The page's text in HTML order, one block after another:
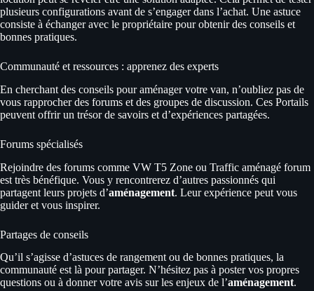
plusieurs configurations avant de s’engager dans l’achat. Une astuce
consiste à échanger avec le propriétaire pour obtenir des conseils et
bonnes pratiques.
Communauté et ressources : apprenez des experts
En cherchant des conseils pour aménager votre van, n’oubliez pas de
vous rapprocher des forums et des groupes de discussion. Ces Portails
peuvent offrir un trésor de savoirs et d’expériences partagées.
Forums spécialisés
Rejoindre des forums comme VW T5 Zone ou Traffic aménagé forum
est très bénéfique. Vous y rencontrerez d’autres passionnés qui
partagent leurs projets d’aménagement. Leur expérience peut vous
guider et vous inspirer.
Partages de conseils
Qu’il s’agisse d’astuces de rangement ou de bonnes pratiques, la
communauté est là pour partager. N’hésitez pas à poster vos propres
questions ou à donner votre avis sur les enjeux de l’aménagement.